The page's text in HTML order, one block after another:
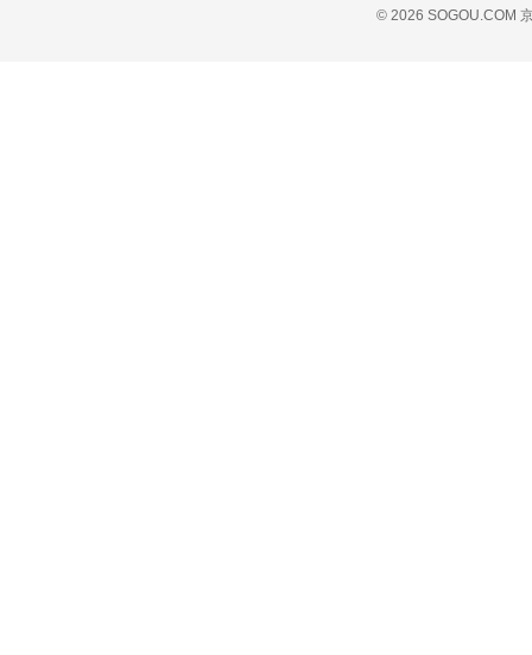
© 2026 SOGOU.COM